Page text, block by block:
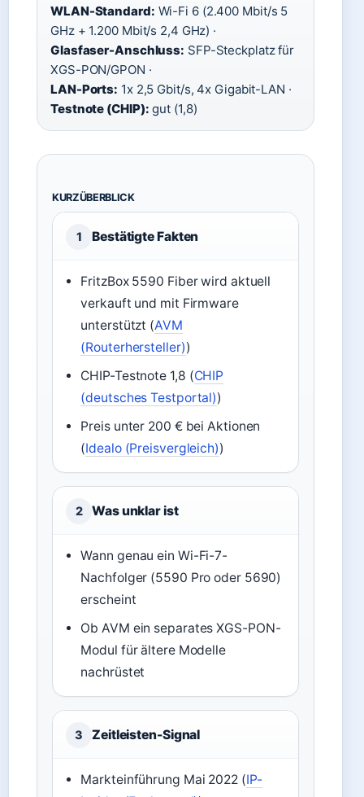
WLAN-Standard: Wi-Fi 6 (2.400 Mbit/s 5
GHz + 1.200 Mbit/s 2,4 GHz) ·
Glasfaser-Anschluss: SFP-Steckplatz für
XGS-PON/GPON ·
LAN-Ports: 1x 2,5 Gbit/s, 4x Gigabit-LAN ·
Testnote (CHIP): gut (1,8)
KURZÜBERBLICK
1 Bestätigte Fakten
FritzBox 5590 Fiber wird aktuell
verkauft und mit Firmware
unterstützt (AVM
(Routerhersteller))
CHIP-Testnote 1,8 (CHIP
(deutsches Testportal))
Preis unter 200 € bei Aktionen
(Idealo (Preisvergleich))
2 Was unklar ist
Wann genau ein Wi-Fi-7-
Nachfolger (5590 Pro oder 5690)
erscheint
Ob AVM ein separates XGS-PON-
Modul für ältere Modelle
nachrüstet
3 Zeitleisten-Signal
Markteinführung Mai 2022 (IP-